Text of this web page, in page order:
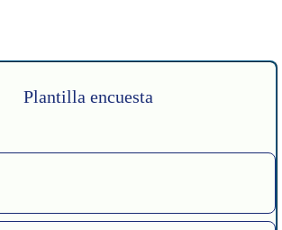
Plantilla encuesta